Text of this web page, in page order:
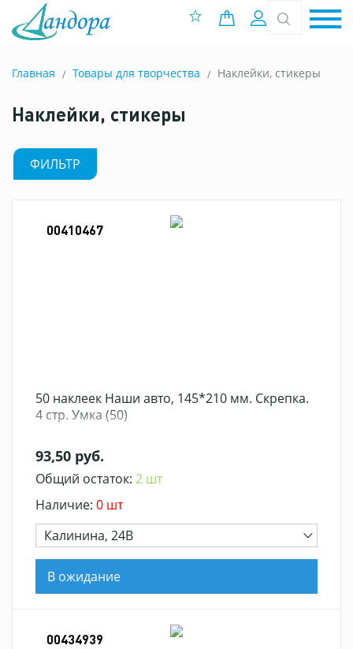
0 позиций
Вход
Главная Товары для творчества Наклейки, стикеры
Наклейки, стикеры
ФИЛЬТР
00410467
50 наклеек Наши авто, 145*210 мм. Скрепка.
4 стр. Умка (50)
93,50 руб.
Общий остаток: 2 шт
Наличие: 0 шт
Калинина, 24В
В ожидание
00434939